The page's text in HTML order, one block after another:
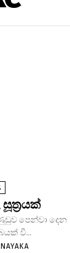
පෙන්වා දෙන
වී...